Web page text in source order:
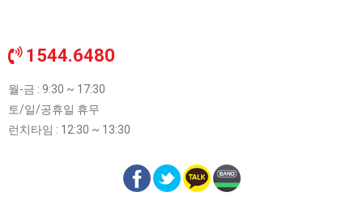
1544.6480
월-금 : 9:30 ~ 17:30
토/일/공휴일 휴무
런치타임 : 12:30 ~ 13:30